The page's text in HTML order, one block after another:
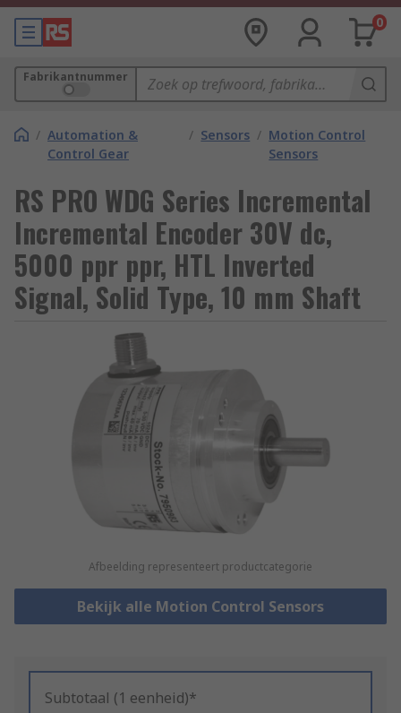
0
Fabrikantnummer
/ Automation &
Control Gear
/ Sensors / Motion Control
Sensors
RS PRO WDG Series Incremental
Incremental Encoder 30V dc,
5000 ppr ppr, HTL Inverted
Signal, Solid Type, 10 mm Shaft
Afbeelding representeert productcategorie
Bekijk alle Motion Control Sensors
Subtotaal (1 eenheid)*